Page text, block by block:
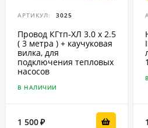
АРТИКУЛ: 3025
Провод КГтп-ХЛ 3.0 x 2.5
( 3 метра ) + каучуковая
вилка, для
подключения тепловых
насосов
В НАЛИЧИИ
1 500₽